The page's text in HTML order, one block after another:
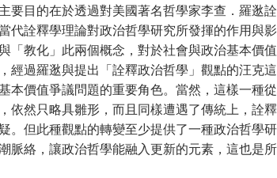
要目的在於透過對美國著名哲學家李查．羅逖
代詮釋學理論對政治哲學研究所發揮的作用與
與「教化」此兩個概念，對於社會與政治基本價
經過羅逖與提出「詮釋政治哲學」觀點的汪克
本價值爭議問題的重要角色。當然，這樣一種
依然只略具雛形，而且同樣遭遇了傳統上，詮
。但此種觀點的轉變至少提供了一種政治哲學
脈絡，讓政治哲學能融入更新的元素，這也是